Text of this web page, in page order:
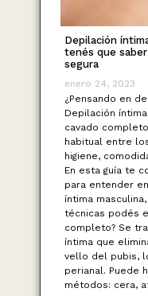
Depilación
tenés que
segura
enero 24, 2023
¿Pensando en
Depilación
cavado
habitual entre
higiene,
En esta guía te
para entender
íntima
técnicas podés
completo? Se
íntima que
vello del pubis,
perianal. Puede
métodos: cera,